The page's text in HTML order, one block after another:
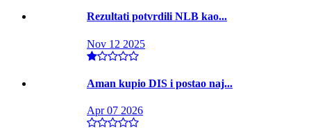
Rezultati potvrdili NLB kao...
Nov 12 2025
Aman kupio DIS i postao naj...
Apr 07 2026